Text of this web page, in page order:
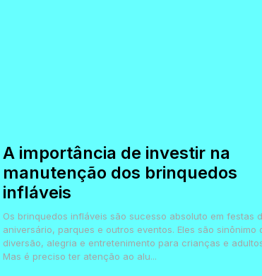
A importância de investir na
manutenção dos brinquedos
infláveis
Os brinquedos infláveis são sucesso absoluto em festas
aniversário, parques e outros eventos. Eles são sinônimo
diversão, alegria e entretenimento para crianças e
Mas é preciso ter atenção ao alu...